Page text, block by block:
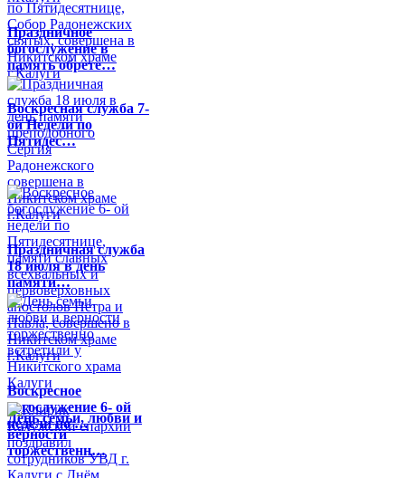
Праздничное
богослужение в
память обрете…
Воскресная служба 7-
ой Недели по
Пятидес…
Праздничная служба
18 июля в день
памяти…
Воскресное
богослужение 6- ой
недели по …
День семьи, любви и
верности
торжественн…